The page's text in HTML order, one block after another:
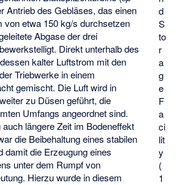
d
S
to
r
a
g
e
F
a
ci
lit
y
(
1
Antrieb des Gebläses, das einen
von etwa 150 kg/s durchsetzen
Abgase der drei
Direkt unterhalb des
kalter Luftstrom mit den
Triebwerke in einem
gemischt. Die Luft wird in
zu Düsen geführt, die
Umfangs angeordnet sind.
längere Zeit im Bodeneffekt
die Beibehaltung eines stabilen
damit die Erzeugung eines
unter dem Rumpf von
Hierzu wurde in diesem